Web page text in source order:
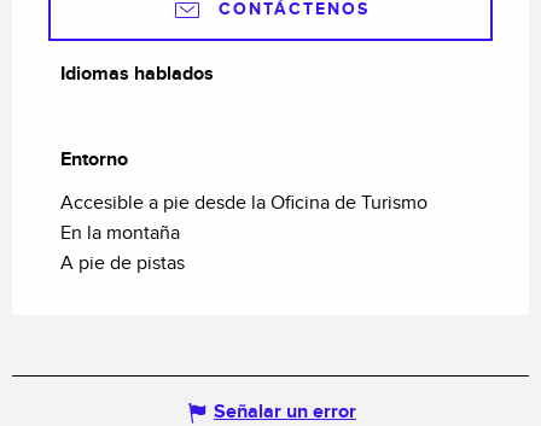
CONTÁCTENOS
Idiomas hablados
Idiomas hablados
Entorno
Entorno
Accesible a pie desde la Oficina de Turismo
En la montaña
A pie de pistas
Señalar un error